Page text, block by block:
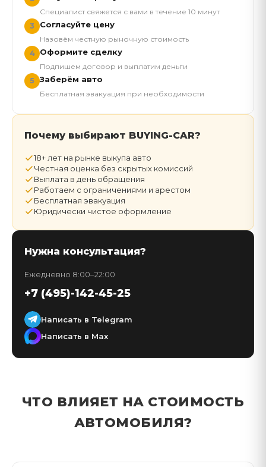
Специалист свяжется с вами в течение 10 минут
3
Согласуйте цену
Назовём честную рыночную стоимость
4
Оформите сделку
Подпишем договор и выплатим деньги
5 Заберём авто
Бесплатная эвакуация при необходимости
Почему выбирают BUYING-CAR?
18+ лет на рынке выкупа авто
Честная оценка без скрытых комиссий
Выплата в день обращения
Работаем с ограничениями и арестом
Бесплатная эвакуация
Юридически чистое оформление
Нужна консультация?
Ежедневно 8:00–22:00
+7 (495)-142-45-25
Написать в Telegram
Написать в Max
ЧТО ВЛИЯЕТ НА СТОИМОСТЬ
АВТОМОБИЛЯ?